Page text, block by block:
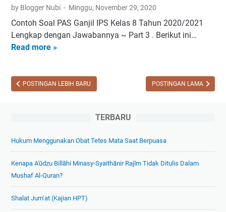
a
w
b
n
y
a
r
t
1
n
2
0
2
0
e
n
g
a
p
i
l
I
e
l
T
a
h
u
2
by Blogger Nubi Minggu, November 29, 2020
Contoh Soal PAS Ganjil IPS Kelas 8 Tahun 2020/2021
Lengkap dengan Jawabannya ~ Part 3 . Berikut ini…
Read more »
t
a
S
POSTINGAN LEBIH BARU POSTINGAN LAMA
TERBARU
Hukum Menggunakan Obat Tetes Mata Saat Berpuasa
Kenapa A'ūdzu Billāhi Minasy-Syaithānir Rajīm Tidak Ditulis Dalam
Mushaf Al-Quran?
Shalat Jum’at (Kajian HPT)